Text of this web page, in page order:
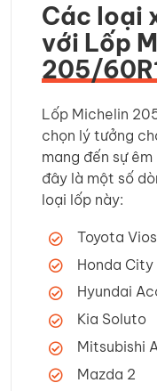
Các loại
với Lốp
205/
Lốp Michelin
chọn lý tưởng
mang đến sự
đây là một số
loại lốp này:
Toyota Vios
Honda City
Hyundai
Kia Soluto
Mitsubishi
Mazda 2